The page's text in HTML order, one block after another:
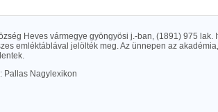
Heves vármegye gyöngyösi j.-ban, (1891) 975 lak.
emléktáblával jelölték meg. Az ünnepen az
Pallas Nagylexikon